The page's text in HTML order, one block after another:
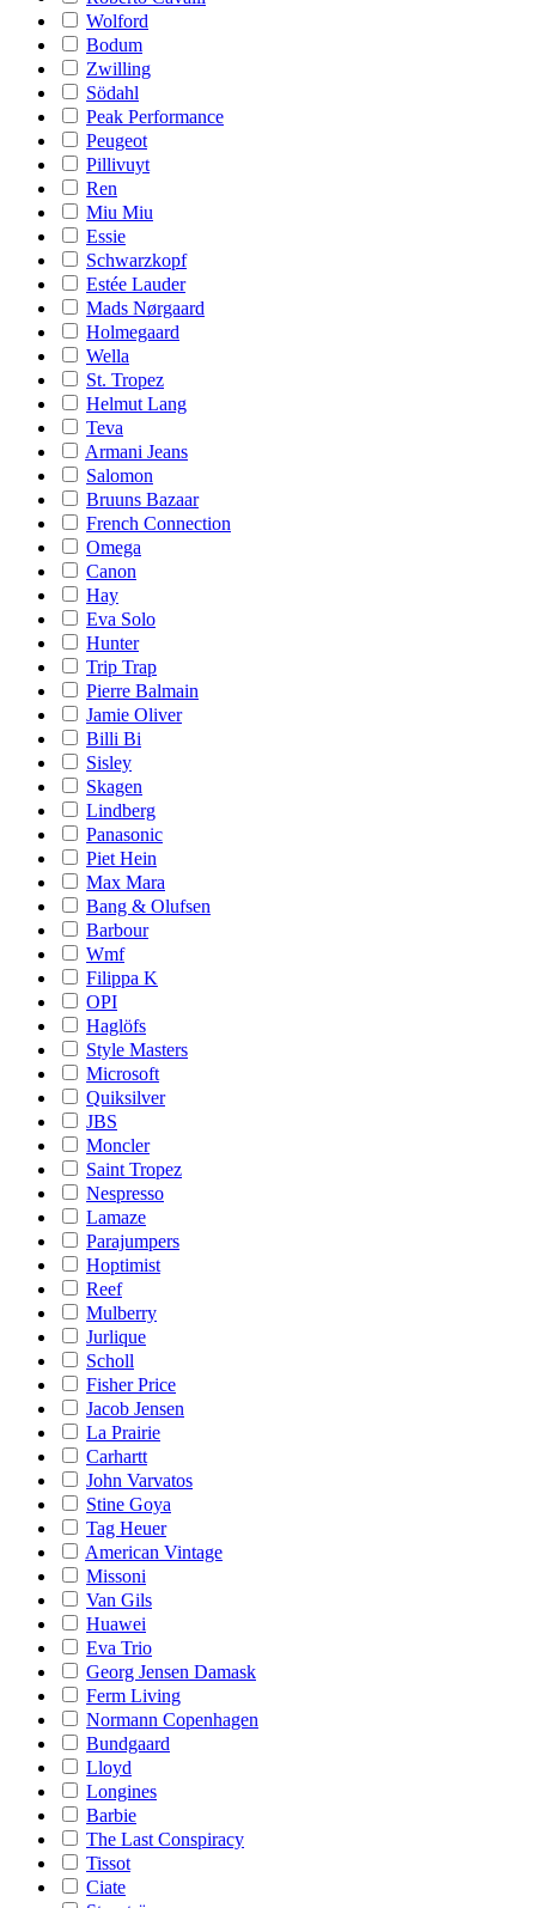
Wolford
Bodum
Zwilling
Södahl
Peak Performance
Peugeot
Pillivuyt
Ren
Miu Miu
Essie
Schwarzkopf
Estée Lauder
Mads Nørgaard
Holmegaard
Wella
St. Tropez
Helmut Lang
Teva
Armani Jeans
Salomon
Bruuns Bazaar
French Connection
Omega
Canon
Hay
Eva Solo
Hunter
Trip Trap
Pierre Balmain
Jamie Oliver
Billi Bi
Sisley
Skagen
Lindberg
Panasonic
Piet Hein
Max Mara
Bang & Olufsen
Barbour
Wmf
Filippa K
OPI
Haglöfs
Style Masters
Microsoft
Quiksilver
JBS
Moncler
Saint Tropez
Nespresso
Lamaze
Parajumpers
Hoptimist
Reef
Mulberry
Jurlique
Scholl
Fisher Price
Jacob Jensen
La Prairie
Carhartt
John Varvatos
Stine Goya
Tag Heuer
American Vintage
Missoni
Van Gils
Huawei
Eva Trio
Georg Jensen Damask
Ferm Living
Normann Copenhagen
Bundgaard
Lloyd
Longines
Barbie
The Last Conspiracy
Tissot
Ciate